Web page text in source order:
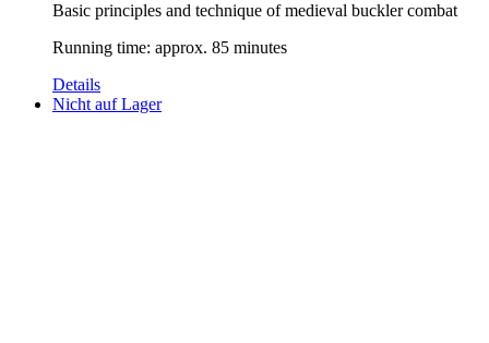
Basic principles and technique of medieval buckler combat
Running time: approx. 85 minutes
Details
Nicht auf Lager